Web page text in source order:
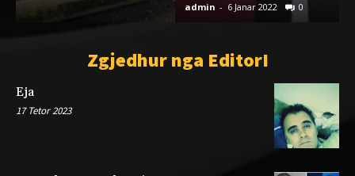
-
Zgjedhur nga EditorI
Eja
17 Tetor 2023